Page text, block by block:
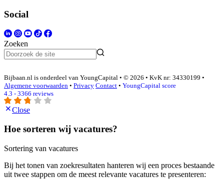
Social
Zoeken
Bijbaan.nl is onderdeel van YoungCapital • © 2026 • KvK nr: 34330199 •
Algemene voorwaarden • Privacy Contact • YoungCapital score
4.3 - 3366 reviews
Close
Hoe sorteren wij vacatures?
Sortering van vacatures
Bij het tonen van zoekresultaten hanteren wij een proces bestaande
uit twee stappen om de meest relevante vacatures te presenteren: